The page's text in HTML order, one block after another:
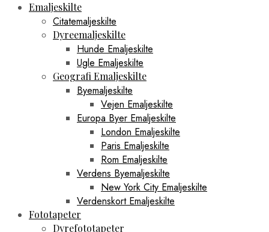
Emaljeskilte
Citatemaljeskilte
Dyreemaljeskilte
Hunde Emaljeskilte
Ugle Emaljeskilte
Geografi Emaljeskilte
Byemaljeskilte
Vejen Emaljeskilte
Europa Byer Emaljeskilte
London Emaljeskilte
Paris Emaljeskilte
Rom Emaljeskilte
Verdens Byemaljeskilte
New York City Emaljeskilte
Verdenskort Emaljeskilte
Fototapeter
Dyrefototapeter